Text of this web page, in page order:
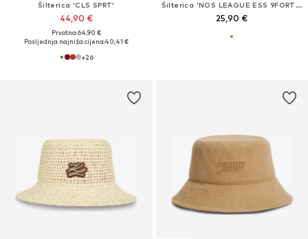
Šilterica 'CLS SPRT'
44,90 €
Prvotno: 64,90 €
Posljednja najniža cijena:40,41 €
+26
Šilterica 'NOS LEAGUE ESS 9FORTY NEYYAN'
25,90 €